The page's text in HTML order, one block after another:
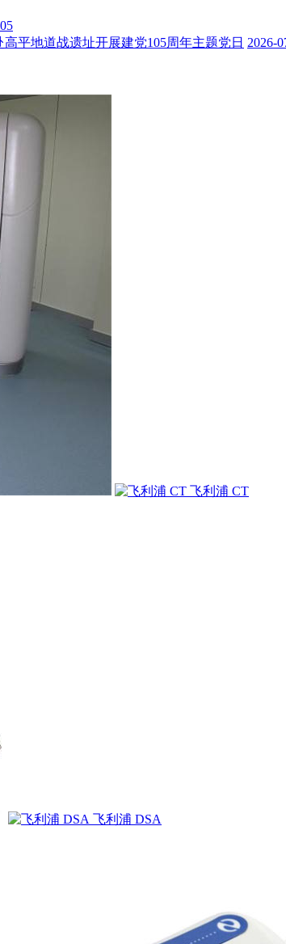
平地道战遗址开展建党105周年主题党日 2026-
飞利浦 CT
飞利浦 DSA